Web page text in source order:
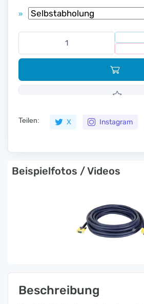
»
Teilen: X Instagram
Beispielfotos / Videos
Beschreibung